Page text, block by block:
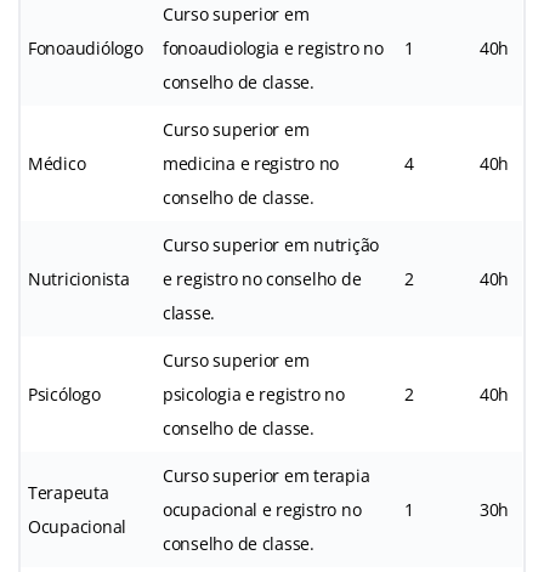
Fonoaudiólogo
Curso superior em
fonoaudiologia e registro no
conselho de classe.
1 40h
Médico
Curso superior em
medicina e registro no
conselho de classe.
4 40h
Nutricionista
Curso superior em nutrição
e registro no conselho de
classe.
2 40h
Psicólogo
Curso superior em
psicologia e registro no
conselho de classe.
2 40h
Terapeuta
Ocupacional
Curso superior em terapia
ocupacional e registro no
conselho de classe.
1 30h